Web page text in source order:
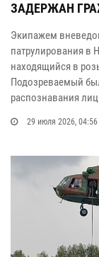
ЗАДЕРЖАН
Экипажем
патрулирования в
находящийся в
Подозреваемый
распознавания
29 июля 2026, 04:56